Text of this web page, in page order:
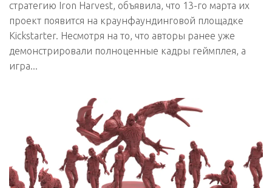
стратегию Iron Harvest, объявила, что 13-го марта их
проект появится на краунфаундинговой площадке
Kickstarter. Несмотря на то, что авторы ранее уже
демонстрировали полноценные кадры геймплея, а
игра...